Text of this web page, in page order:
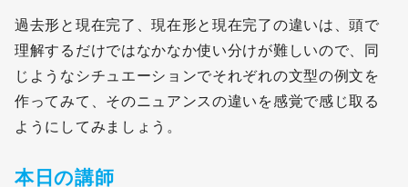
過去形と現在完了、現在形と現在完了の違いは、頭で
理解するだけではなかなか使い分けが難しいので、同
じようなシチュエーションでそれぞれの文型の例文を
作ってみて、そのニュアンスの違いを感覚で感じ取る
ようにしてみましょう。
本日の講師